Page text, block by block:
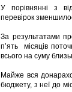
У порівнянні з
перевірок
За результатами
п’ять місяців
всього на суму
Майже вся
бюджету, з неї до